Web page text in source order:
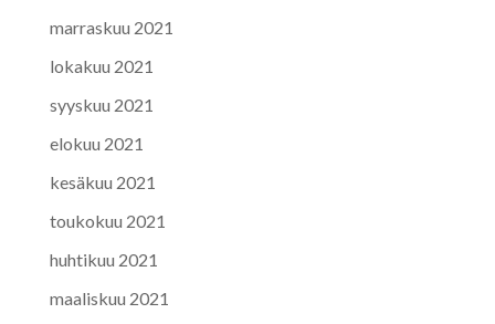
marraskuu 2021
lokakuu 2021
syyskuu 2021
elokuu 2021
kesäkuu 2021
toukokuu 2021
huhtikuu 2021
maaliskuu 2021